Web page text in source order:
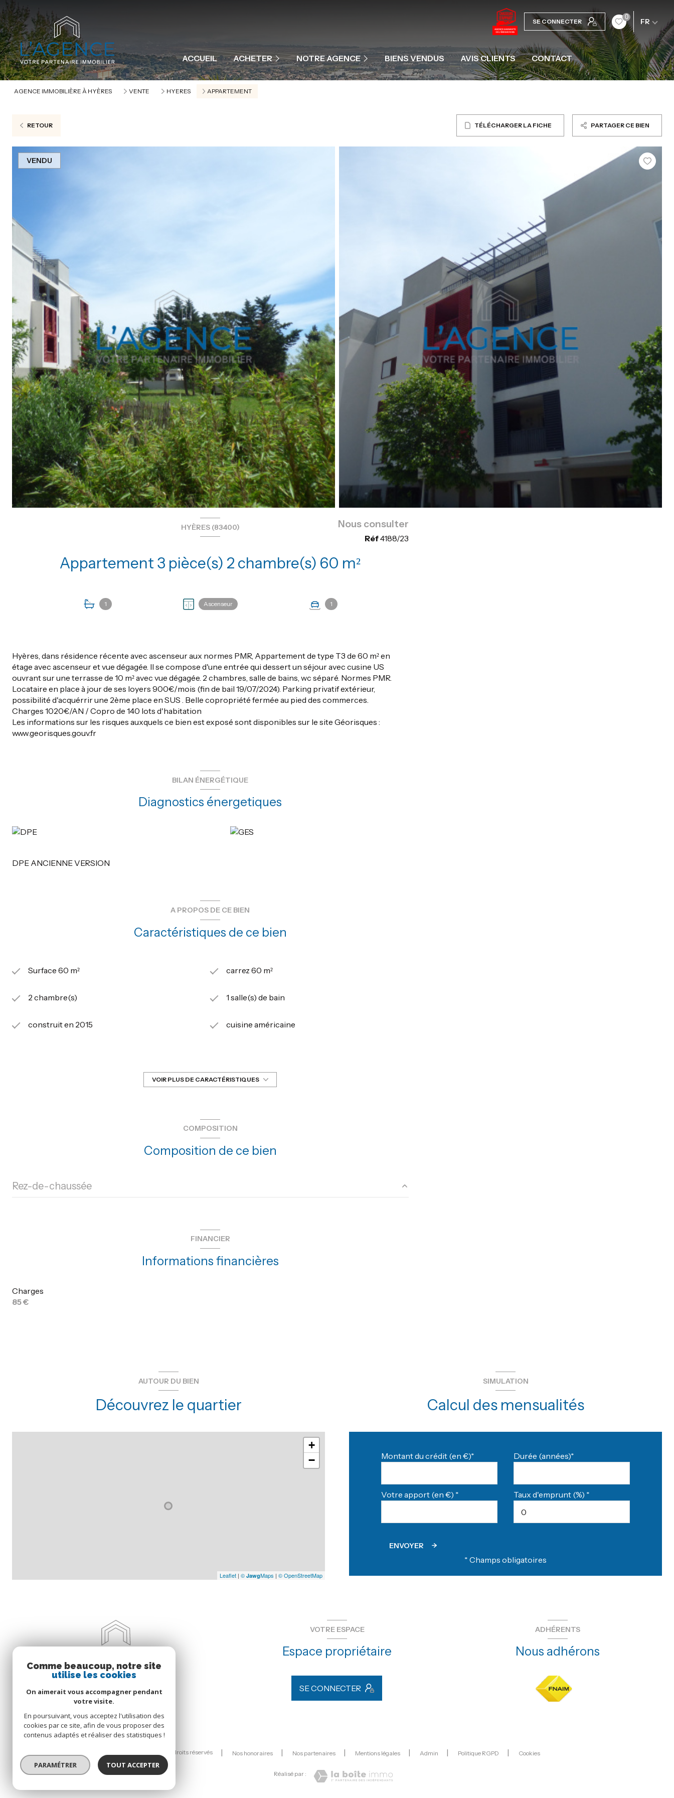
SE CONNECTER
0
FR
ACCUEIL ACHETER
APPARTEMENTS
PROGRAMME NEUF
NOTRE AGENCE
NOTRE ÉQUIPE
NOS PRESTATIONS
BIENS VENDUS AVIS CLIENTS CONTACT
AGENCE IMMOBILIÈRE À HYÈRES VENTE HYERES APPARTEMENT
RETOUR TÉLÉCHARGER LA FICHE PARTAGER CE BIEN
VENDU
HYÈRES (83400)
Appartement 3 pièce(s) 2 chambre(s) 60 m²
1 Ascenseur 1
Nous consulter
Réf4188/23
Hyères, dans résidence récente avec ascenseur aux normes PMR, Appartement de type T3 de 60 m² en
étage avec ascenseur et vue dégagée. Il se compose d'une entrée qui dessert un séjour avec cusine US
ouvrant sur une terrasse de 10 m² avec vue dégagée. 2 chambres, salle de bains, wc séparé. Normes PMR.
Locataire en place à jour de ses loyers 900€/mois (fin de bail 19/07/2024). Parking privatif extérieur,
possibilité d'acquérrir une 2ème place en SUS . Belle copropriété fermée au pied des commerces.
Charges 1020€/AN / Copro de 140 lots d'habitation
Les informations sur les risques auxquels ce bien est exposé sont disponibles sur le site Géorisques :
www.georisques.gouv.fr
BILAN ÉNERGÉTIQUE
Diagnostics énergetiques
DPE ANCIENNE VERSION
A PROPOS DE CE BIEN
Caractéristiques de ce bien
Surface 60 m² carrez 60 m²
2 chambre(s) 1 salle(s) de bain
construit en 2015 cuisine américaine
2 niveau(x)
vue Dégagée
VOIR PLUS DE CARACTÉRISTIQUES
COMPOSITION
Composition de ce bien
Rez-de-chaussée
FINANCIER
Informations financières
Charges
85 €
AUTOUR DU BIEN
Découvrez le quartier
+
−
Leaflet | © JawgMaps | © OpenStreetMap
SIMULATION
Calcul des mensualités
Montant du crédit (en €)* Durée (années)*
Votre apport (en €) * Taux d'emprunt (%) *
ENVOYER
* Champs obligatoires
VOTRE ESPACE
Espace propriétaire
SE CONNECTER
ADHÉRENTS
Nous adhérons
© 2026 | Tous droits réservés Nos honoraires Nos partenaires Mentions légales Admin Politique RGPD Cookies
Réalisé par :
Comme beaucoup, notre site
utilise les cookies
On aimerait vous accompagner pendant
votre visite.
En poursuivant, vous acceptez l'utilisation des
cookies par ce site, afin de vous proposer des
contenus adaptés et réaliser des statistiques !
PARAMÉTRER TOUT ACCEPTER